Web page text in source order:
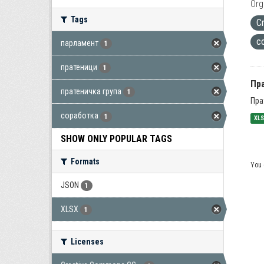
Tags
парламент 1
пратеници 1
пратеничка група 1
соработка 1
SHOW ONLY POPULAR TAGS
Formats
JSON 1
XLSX 1
Licenses
You